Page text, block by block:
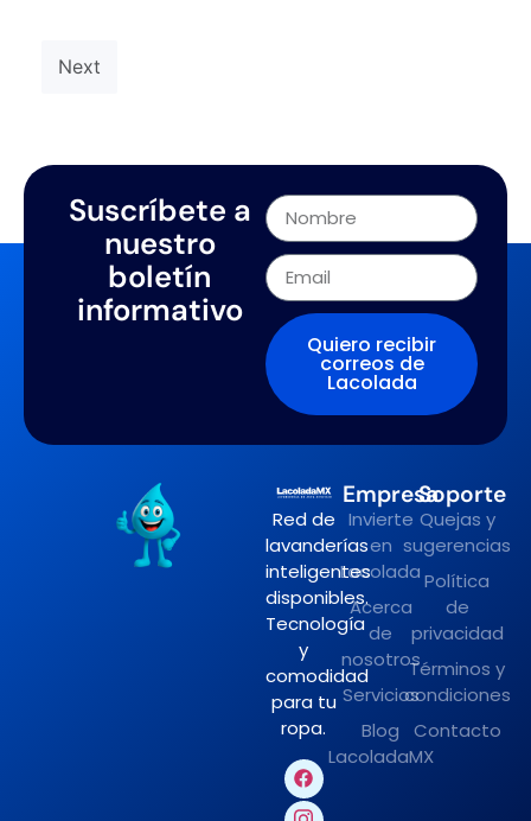
Next
Suscríbete a
nuestro
boletín
informativo
Quiero recibir
correos de
Lacolada
Red de
lavanderías
inteligentes
disponibles.
Tecnología
y
comodidad
para tu
ropa.
Empresa
Invierte
en
Lacolada
Acerca
de
nosotros
Servicios
Blog
LacoladaMX
Soporte
Quejas y
sugerencias
Política
de
privacidad
Términos y
condiciones
Contacto